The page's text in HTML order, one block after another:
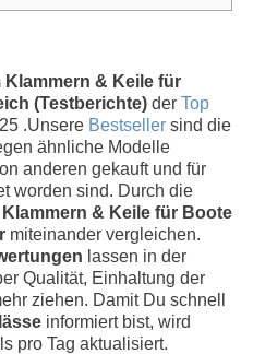
Klammern & Keile für
(Testberichte) der Top
.Unsere Bestseller sind die
ähnliche Modelle
anderen gekauft und für
worden sind. Durch die
Klammern & Keile für Boote
miteinander vergleichen.
lassen in der
Qualität, Einhaltung der
ziehen. Damit Du schnell
informiert bist, wird
pro Tag aktualisiert.